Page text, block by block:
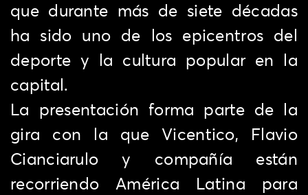
que durante más de siete décadas
ha sido uno de los epicentros del
deporte y la cultura popular en la
capital.
La presentación forma parte de la
gira con la que Vicentico, Flavio
Cianciarulo y compañía están
recorriendo América Latina para